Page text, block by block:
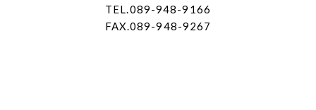
TEL.089-948-9166
FAX.089-948-9267